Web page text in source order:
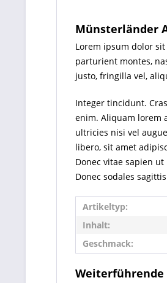
Münsterländer
Lorem ipsum dolor
parturient montes,
justo, fringilla vel,
Integer tincidunt.
enim. Aliquam lorem
ultricies nisi vel
libero, sit amet
Donec vitae sapien
Donec sodales
Artikeltyp:
Inhalt:
Geschmack:
Weiterführende